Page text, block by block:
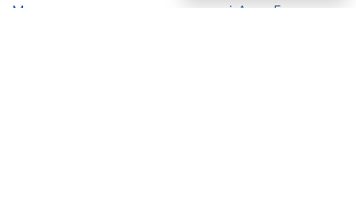
Мәдениет және ақпарат министрі Аида Ғалымқызы